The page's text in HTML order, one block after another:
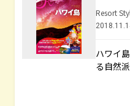
Resort
ハワイ
る自然